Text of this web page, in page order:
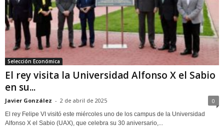
Selección Económica
El rey visita la Universidad Alfonso X el Sabio
en su...
Javier González - 2 de abril de 2025 0
El rey Felipe VI visitó este miércoles uno de los campus de la Universidad
Alfonso X el Sabio (UAX), que celebra su 30 aniversario,...